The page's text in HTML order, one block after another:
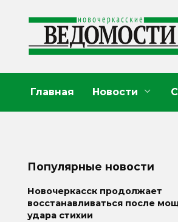
содержанию
Главная Новости
Популярные новости
Новочеркасск продолжает
восстанавливаться после
удара стихии